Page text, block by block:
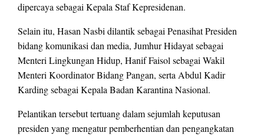
dipercaya sebagai Kepala Staf Kepresidenan.
Selain itu, Hasan Nasbi dilantik sebagai Penasihat Presiden
bidang komunikasi dan media, Jumhur Hidayat sebagai
Menteri Lingkungan Hidup, Hanif Faisol sebagai Wakil
Menteri Koordinator Bidang Pangan, serta Abdul Kadir
Karding sebagai Kepala Badan Karantina Nasional.
Pelantikan tersebut tertuang dalam sejumlah keputusan
presiden yang mengatur pemberhentian dan pengangkatan